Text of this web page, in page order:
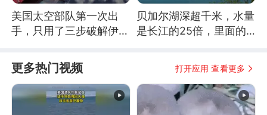
美国太空部队第一次出
手，只用了三步破解伊朗
贝加尔湖深超千米，水量
是长江的25倍，里面的
更多热门视频 打开应用 查看更多